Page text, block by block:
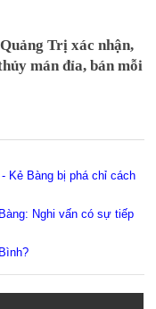
Trị xác nhận,
mán đỉa, bán mỗi
Kẻ Bàng bị phá chỉ cách
Nghi vấn có sự tiếp